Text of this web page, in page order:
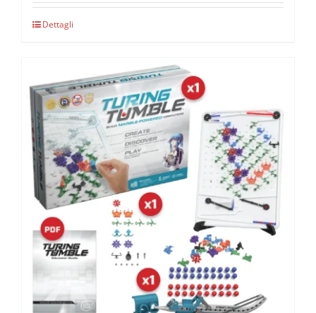
Dettagli